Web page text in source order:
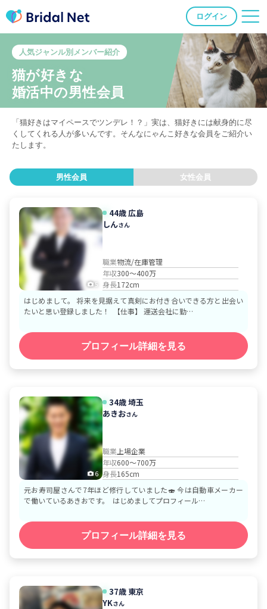
ログイン
人気ジャンル別メンバー紹介
猫が好きな
婚活中の男性会員
「猫好きはマイペースでツンデレ！？」実は、猫好きには献身的に尽
くしてくれる人が多いんです。そんなにゃんこ好きな会員をご紹介い
たします。
男性会員 女性会員
5
44歳広島
しんさん
職業物流/在庫管理
年収300～400万
身長172cm
はじめまして。 将来を見据えて真剣にお付き合いできる方と出会い
たいと思い登録しました！ 【仕事】 運送会社に勤…
プロフィール詳細を見る
6
34歳埼玉
あきおさん
職業 上場企業
年収600～700万
身長165cm
元お寿司屋さんで7年ほど修行していました🍣 今は自動車メーカー
で働いているあきおです。 はじめましてプロフィール…
プロフィール詳細を見る
37歳 東京
YKさん